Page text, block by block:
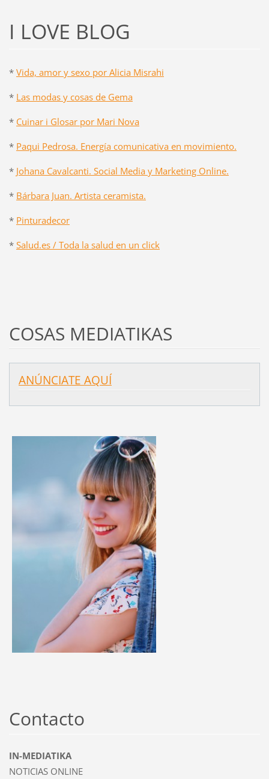
I LOVE BLOG
* Vida, amor y sexo por Alicia Misrahi
* Las modas y cosas de Gema
* Cuinar i Glosar por Mari Nova
* Paqui Pedrosa. Energía comunicativa en movimiento.
* Johana Cavalcanti. Social Media y Marketing Online.
* Bárbara Juan. Artista ceramista.
* Pinturadecor
* Salud.es / Toda la salud en un click
COSAS MEDIATIKAS
ANÚNCIATE AQUÍ
Contacto
IN-MEDIATIKA
NOTICIAS ONLINE